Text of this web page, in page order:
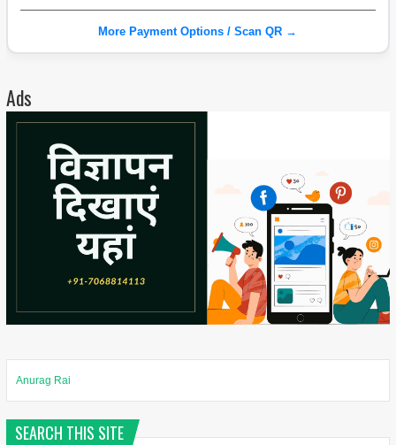
More Payment Options / Scan QR →
Ads
Anurag Rai
SEARCH THIS SITE